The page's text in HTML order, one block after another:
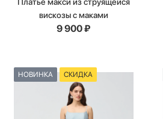
вискозы с маками
9 900₽
НОВИНКА СКИДКА